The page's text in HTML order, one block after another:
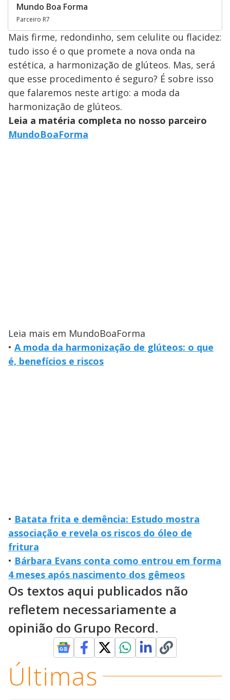
Mundo Boa Forma
Parceiro R7
Mais firme, redondinho, sem celulite ou flacidez:
tudo isso é o que promete a nova onda na
estética, a harmonização de glúteos. Mas, será
que esse procedimento é seguro? É sobre isso
que falaremos neste artigo: a moda da
harmonização de glúteos.
Leia a matéria completa no nosso parceiro
MundoBoaForma
Leia mais em MundoBoaForma
• A moda da harmonização de glúteos: o que
é, benefícios e riscos
• Batata frita e demência: Estudo mostra
associação e revela os riscos do óleo de
fritura
• Bárbara Evans conta como entrou em forma
4 meses após nascimento dos gêmeos
Os textos aqui publicados não
refletem necessariamente a
opinião do Grupo Record.
Últimas